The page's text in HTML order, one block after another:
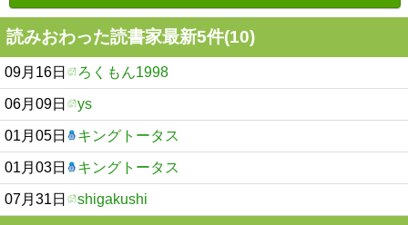
読みおわった読書家最新5件(10)
09月16日 ろくもん1998
06月09日 ys
01月05日 キングトータス
01月03日 キングトータス
07月31日 shigakushi